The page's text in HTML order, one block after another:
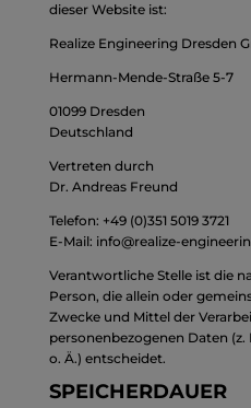
dieser Website ist:
Realize Engineering Dresden
Hermann-Mende-Straße 5-7
01099 Dresden
Deutschland
Vertreten durch
Dr. Andreas Freund
Telefon: +49 (0)351 5019 3721
E-Mail: info@realize-
Verantwortliche Stelle ist die
Person, die allein oder
Zwecke und Mittel der
personenbezogenen Daten (z.
o. Ä.) entscheidet.
SPEICHERDAUER